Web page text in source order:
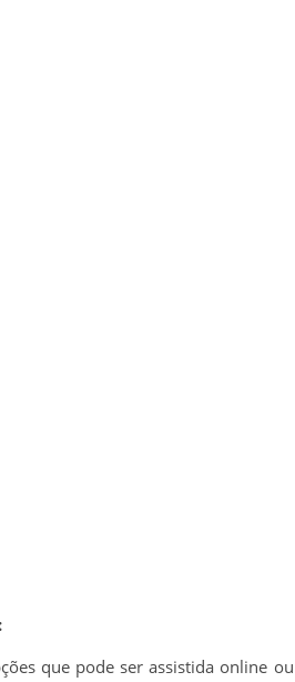
que pode ser assistida online ou